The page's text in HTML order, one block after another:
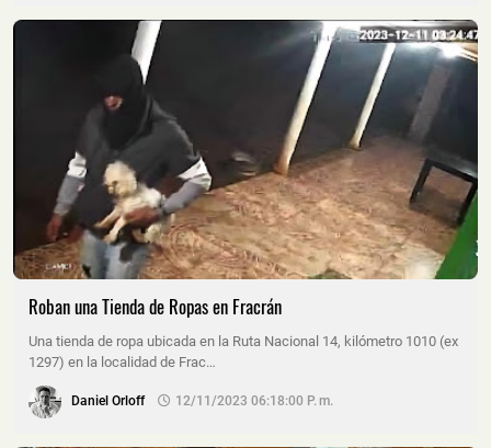
Roban una Tienda de Ropas en Fracrán
Una tienda de ropa ubicada en la Ruta Nacional 14, kilómetro 1010 (ex
1297) en la localidad de Frac…
Daniel Orloff 12/11/2023 06:18:00 P. M.